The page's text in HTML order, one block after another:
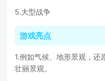
5.大型战争
游戏亮点
1.例如气候、地形景观，还
壮丽景观。